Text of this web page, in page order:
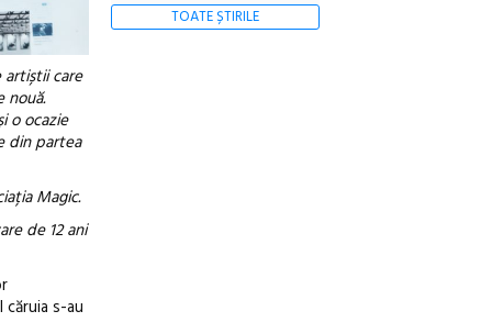
artiștii care
nouă.
o ocazie
din partea
Magic.
de 12 ani
s-au
TOATE ȘTIRILE